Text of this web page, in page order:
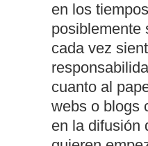
en los
posiblemente
cada vez
cuanto al
webs o blogs
en la difusión